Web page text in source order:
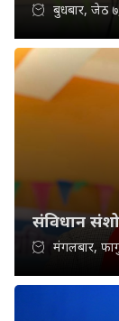
बुधबार, जेठ
संविधान
मंगलबार,